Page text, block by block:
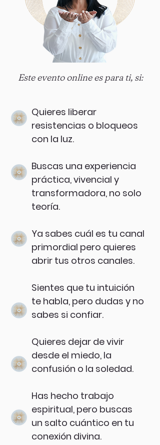
Este evento online es para ti, si:
Quieres liberar
resistencias o bloqueos
con la luz.
Buscas una experiencia
práctica, vivencial y
transformadora, no solo
teoría.
Ya sabes cuál es tu canal
primordial pero quieres
abrir tus otros canales.
Sientes que tu intuición
te habla, pero dudas y no
sabes si confiar.
Quieres dejar de vivir
desde el miedo, la
confusión o la soledad.
Has hecho trabajo
espiritual, pero buscas
un salto cuántico en tu
conexión divina.